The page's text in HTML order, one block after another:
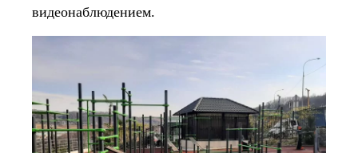
видеонаблюдением.